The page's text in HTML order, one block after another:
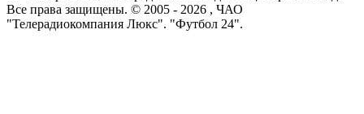
Все права защищены. © 2005 - 2026 , ЧАО
"Телерадиокомпания Люкс". "Футбол 24".